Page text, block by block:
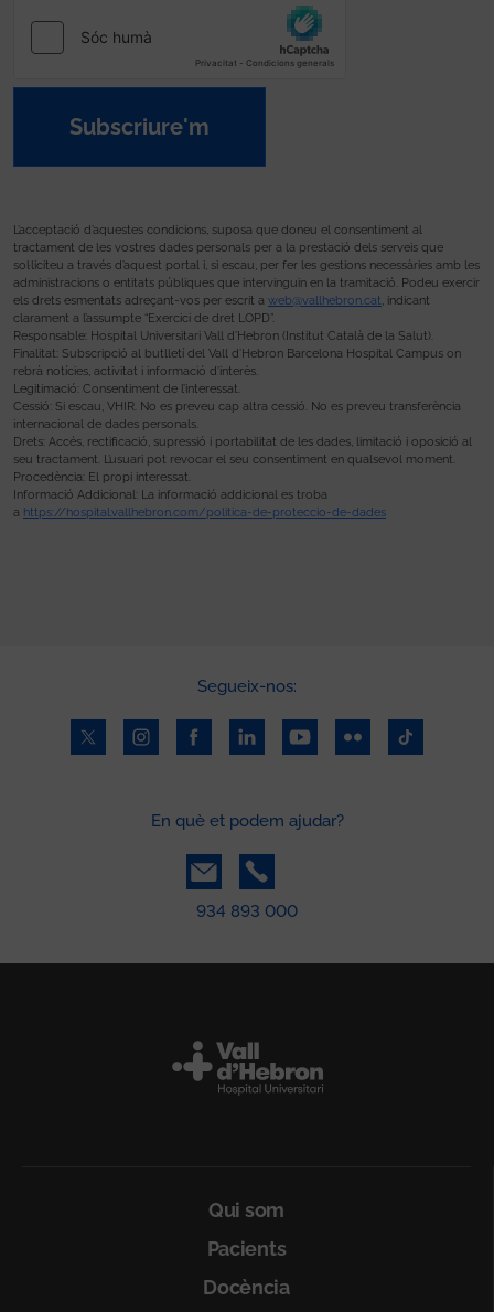
Subscriure'm
L’acceptació d’aquestes condicions, suposa que doneu el consentiment al
tractament de les vostres dades personals per a la prestació dels serveis que
sol·liciteu a través d’aquest portal i, si escau, per fer les gestions necessàries amb les
administracions o entitats públiques que intervinguin en la tramitació. Podeu exercir
els drets esmentats adreçant-vos per escrit a web@vallhebron.cat, indicant
clarament a l’assumpte “Exercici de dret LOPD”.
Responsable: Hospital Universitari Vall d’Hebron (Institut Català de la Salut).
Finalitat: Subscripció al butlletí del Vall d’Hebron Barcelona Hospital Campus on
rebrà notícies, activitat i informació d’interès.
Legitimació: Consentiment de l’interessat.
Cessió: Si escau, VHIR. No es preveu cap altra cessió. No es preveu transferència
internacional de dades personals.
Drets: Accés, rectificació, supressió i portabilitat de les dades, limitació i oposició al
seu tractament. L’usuari pot revocar el seu consentiment en qualsevol moment.
Procedència: El propi interessat.
Informació Addicional: La informació addicional es troba
a https://hospital.vallhebron.com/politica-de-proteccio-de-dades
Segueix-nos:
En què et podem ajudar?
934 893 000
Qui som
Pacients
Docència